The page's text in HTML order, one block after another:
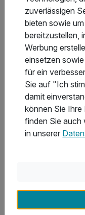
Souvenirs und
Erdgeschoss des
Jetzt müssen Sie
freuen uns auf Sie!
Kinderpreise
Allgemeine
zuverlässigen
bieten sowie
bereitzustellen,
Werbung
einsetzen
für ein
Sie auf "Ich
damit
können Sie Ihre
finden Sie auch
in unserer